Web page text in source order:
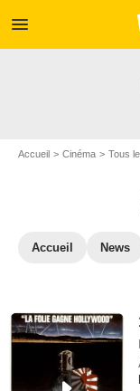
menu
Accueil Cinéma Tous
Accueil News